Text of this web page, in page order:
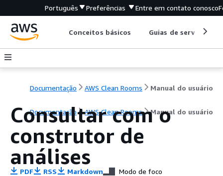
Português Preferências Entre em contato conosco
Conceitos básicos Guias de serviço
Documentação AWS Clean Rooms Manual do usuário
Documentação AWS Clean Rooms Manual do usuário
Consultar com o
construtor de
análises
PDF RSS Markdown Modo de foco